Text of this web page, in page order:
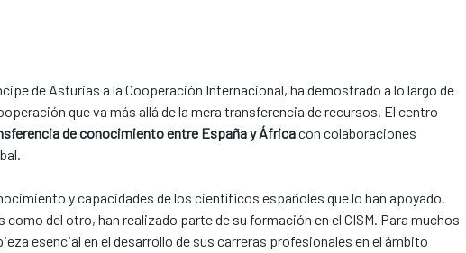
de Asturias a la Cooperación Internacional, ha demostrado a lo largo de
que va más allá de la mera transferencia de recursos. El centro
de conocimiento entre España y Áfricacon colaboraciones
y capacidades de los científicos españoles que lo han apoyado.
del otro, han realizado parte de su formación en el CISM. Para muchos
esencial en el desarrollo de sus carreras profesionales en el ámbito